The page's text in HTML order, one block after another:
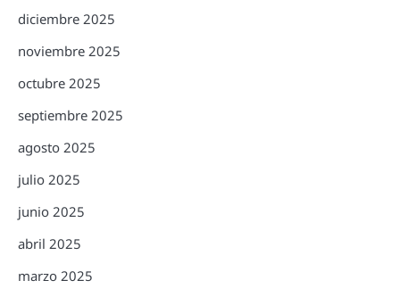
diciembre 2025
noviembre 2025
octubre 2025
septiembre 2025
agosto 2025
julio 2025
junio 2025
abril 2025
marzo 2025